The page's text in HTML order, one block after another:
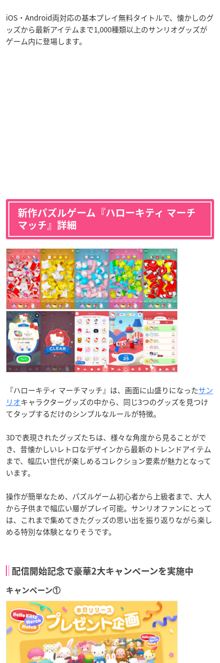
iOS・Android両対応の基本プレイ無料タイトルで、懐かしのグ
ッズから最新アイテムまで1,000種類以上のサンリオグッズが
ゲーム内に登場します。
新作パズルゲーム『ハローキティ マーチ
マッチ』詳細
『ハローキティ マーチマッチ』は、画面に山盛りになったサン
リオキャラクターグッズの中から、同じ3つのグッズを見つけ
てタップするだけのシンプルなルールが特徴。
3Dで表現されたグッズたちは、様々な角度から見ることがで
き、昔懐かしいレトロなデザインから最新のトレンドアイテム
まで、幅広い世代が楽しめるコレクション要素が魅力となって
います。
操作が簡単なため、パズルゲーム初心者から上級者まで、大人
から子供まで幅広い層がプレイ可能。サンリオファンにとって
は、これまで集めてきたグッズの思い出を振り返りながら楽し
める特別な体験となりそうです。
配信開始記念で豪華2大キャンペーンを実施中
キャンペーン①